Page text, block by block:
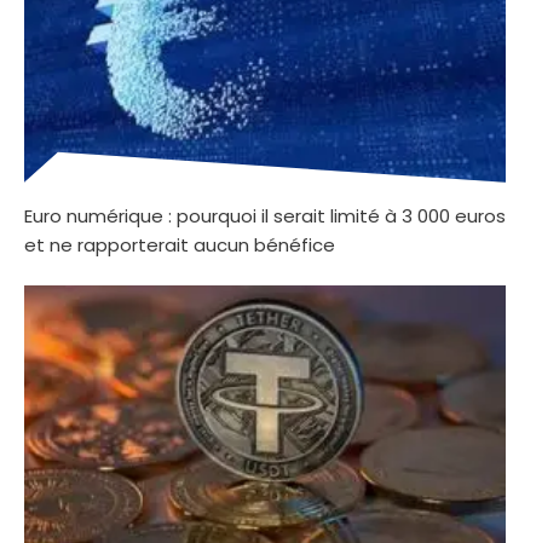
Euro numérique : pourquoi il serait limité à 3 000 euros
et ne rapporterait aucun bénéfice